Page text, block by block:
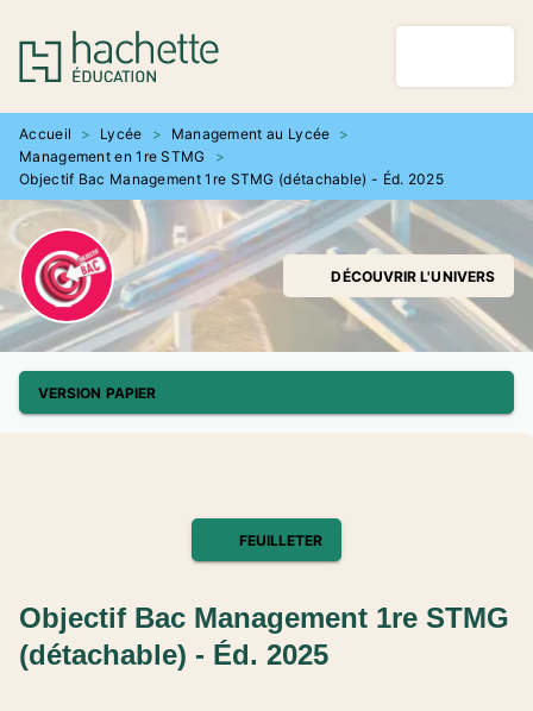
MENU RECHERCHE
PIED DE PAGE
Accueil > Lycée > Management au Lycée >
Management en 1re STMG
>
Objectif Bac Management 1re STMG (détachable) - Éd. 2025
DÉCOUVRIR L'UNIVERS
VERSION PAPIER
FEUILLETER
Objectif Bac Management 1re STMG
(détachable) - Éd. 2025